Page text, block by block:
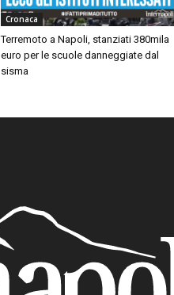
Cronaca
Terremoto a Napoli, stanziati 380mila
euro per le scuole danneggiate dal
sisma